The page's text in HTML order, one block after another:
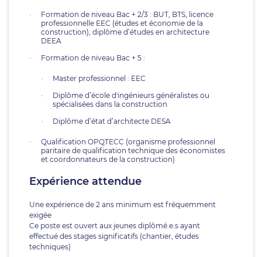
Formation de niveau Bac + 2/3 : BUT, BTS, licence
professionnelle EEC (études et économie de la
construction), diplôme d’études en architecture
DEEA
Formation de niveau Bac + 5 :
Master professionnel : EEC
Diplôme d’école d'ingénieurs généralistes ou
spécialisées dans la construction
Diplôme d’état d’architecte DESA
Qualification OPQTECC (organisme professionnel
paritaire de qualification technique des économistes
et coordonnateurs de la construction)
Expérience attendue
Une expérience de 2 ans minimum est fréquemment
exigée
Ce poste est ouvert aux jeunes diplômé.e.s ayant
effectué des stages significatifs (chantier, études
techniques)